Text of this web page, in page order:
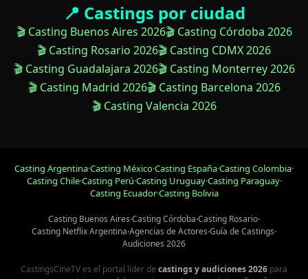
📍 Castings por ciudad
🎬 Casting Buenos Aires 2026🎬 Casting Córdoba 2026
🎬 Casting Rosario 2026🎬 Casting CDMX 2026
🎬 Casting Guadalajara 2026🎬 Casting Monterrey 2026
🎬 Casting Madrid 2026🎬 Casting Barcelona 2026
🎬 Casting Valencia 2026
Casting Argentina·Casting México·Casting España·Casting Colombia·
Casting Chile·Casting Perú·Casting Uruguay·Casting Paraguay·
Casting Ecuador·Casting Bolivia
Casting Buenos Aires·Casting Córdoba·Casting Rosario·
Casting Netflix Argentina·Agencias de Actores·Guía de Castings·
Audiciones 2026
CastingsCineTV es el portal líder de castings y audiciones 2026 para